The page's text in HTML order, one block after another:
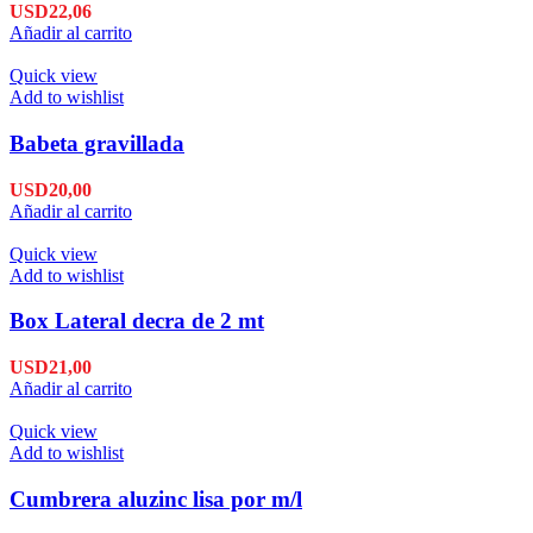
USD22,06
Añadir al carrito
Quick view
Add to wishlist
Babeta gravillada
USD20,00
Añadir al carrito
Quick view
Add to wishlist
Box Lateral decra de 2 mt
USD21,00
Añadir al carrito
Quick view
Add to wishlist
Cumbrera aluzinc lisa por m/l